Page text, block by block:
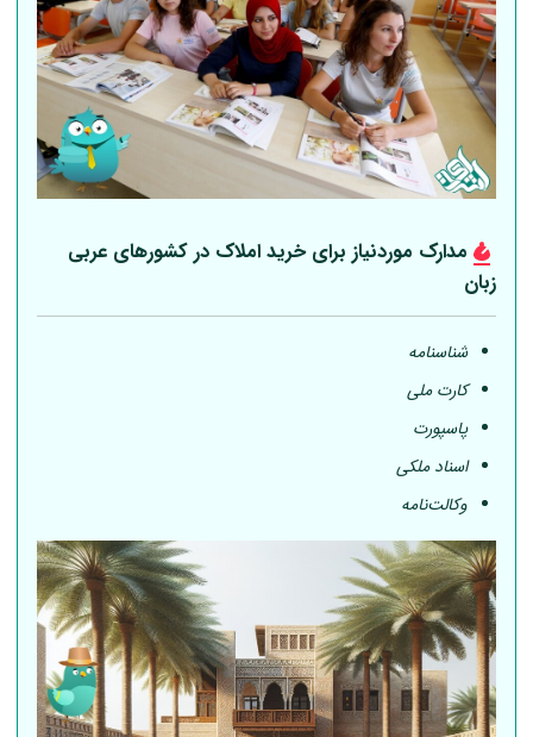
مدارک موردنیاز برای خرید املاک در کشورهای عربی
زبان
شناسنامه
کارت ملی
پاسپورت
اسناد ملکی
وکالت‌نامه